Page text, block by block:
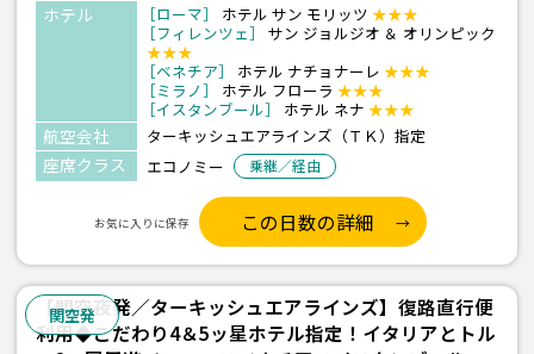
ホテル ［ローマ］ ホテル サン モリッツ ★★★
［フィレンツェ］
サン ジョルジオ ＆ オリンピック
★★★
［ベネチア］
ホテル ナチョナーレ ★★★
［ミラノ］
ホテル フローラ ★★★
［イスタンブール］
ホテル ネナ ★★★
航空会社 ターキッシュエアラインズ（ＴＫ）指定
座席クラス エコノミー 乗継／経由
お気に入りに保存 この日数の詳細
関空発
【関空夜発／ターキッシュエアラインズ】復路直行便
利用◆こだわり4＆5ッ星ホテル指定！イタリアとトル